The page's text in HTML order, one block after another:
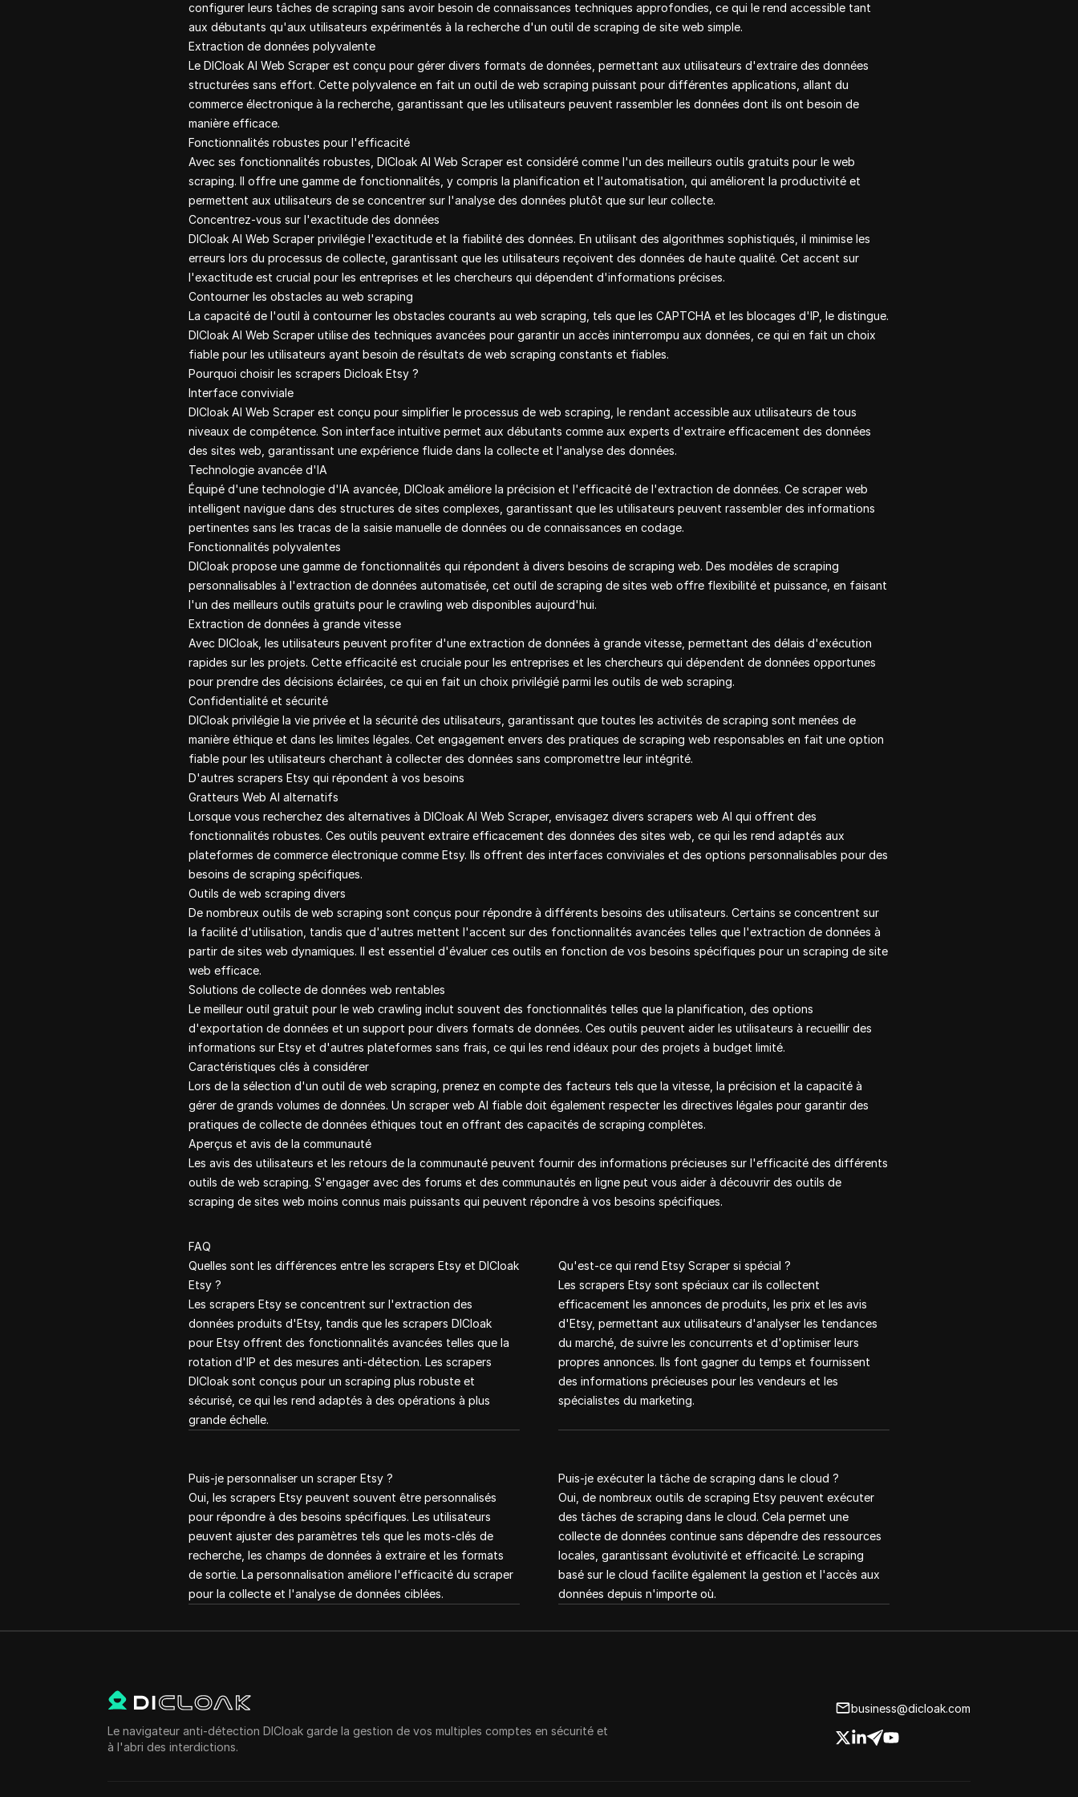
configurer leurs tâches de scraping sans avoir besoin de connaissances techniques approfondies, ce qui le rend accessible tant
aux débutants qu'aux utilisateurs expérimentés à la recherche d'un outil de scraping de site web simple.
Extraction de données polyvalente
Le DICloak AI Web Scraper est conçu pour gérer divers formats de données, permettant aux utilisateurs d'extraire des données
structurées sans effort. Cette polyvalence en fait un outil de web scraping puissant pour différentes applications, allant du
commerce électronique à la recherche, garantissant que les utilisateurs peuvent rassembler les données dont ils ont besoin de
manière efficace.
Fonctionnalités robustes pour l'efficacité
Avec ses fonctionnalités robustes, DICloak AI Web Scraper est considéré comme l'un des meilleurs outils gratuits pour le web
scraping. Il offre une gamme de fonctionnalités, y compris la planification et l'automatisation, qui améliorent la productivité et
permettent aux utilisateurs de se concentrer sur l'analyse des données plutôt que sur leur collecte.
Concentrez-vous sur l'exactitude des données
DICloak AI Web Scraper privilégie l'exactitude et la fiabilité des données. En utilisant des algorithmes sophistiqués, il minimise les
erreurs lors du processus de collecte, garantissant que les utilisateurs reçoivent des données de haute qualité. Cet accent sur
l'exactitude est crucial pour les entreprises et les chercheurs qui dépendent d'informations précises.
Contourner les obstacles au web scraping
La capacité de l'outil à contourner les obstacles courants au web scraping, tels que les CAPTCHA et les blocages d'IP, le distingue.
DICloak AI Web Scraper utilise des techniques avancées pour garantir un accès ininterrompu aux données, ce qui en fait un choix
fiable pour les utilisateurs ayant besoin de résultats de web scraping constants et fiables.
Pourquoi choisir les scrapers Dicloak Etsy ?
Interface conviviale
DICloak AI Web Scraper est conçu pour simplifier le processus de web scraping, le rendant accessible aux utilisateurs de tous
niveaux de compétence. Son interface intuitive permet aux débutants comme aux experts d'extraire efficacement des données
des sites web, garantissant une expérience fluide dans la collecte et l'analyse des données.
Technologie avancée d'IA
Équipé d'une technologie d'IA avancée, DICloak améliore la précision et l'efficacité de l'extraction de données. Ce scraper web
intelligent navigue dans des structures de sites complexes, garantissant que les utilisateurs peuvent rassembler des informations
pertinentes sans les tracas de la saisie manuelle de données ou de connaissances en codage.
Fonctionnalités polyvalentes
DICloak propose une gamme de fonctionnalités qui répondent à divers besoins de scraping web. Des modèles de scraping
personnalisables à l'extraction de données automatisée, cet outil de scraping de sites web offre flexibilité et puissance, en faisant
l'un des meilleurs outils gratuits pour le crawling web disponibles aujourd'hui.
Extraction de données à grande vitesse
Avec DICloak, les utilisateurs peuvent profiter d'une extraction de données à grande vitesse, permettant des délais d'exécution
rapides sur les projets. Cette efficacité est cruciale pour les entreprises et les chercheurs qui dépendent de données opportunes
pour prendre des décisions éclairées, ce qui en fait un choix privilégié parmi les outils de web scraping.
Confidentialité et sécurité
DICloak privilégie la vie privée et la sécurité des utilisateurs, garantissant que toutes les activités de scraping sont menées de
manière éthique et dans les limites légales. Cet engagement envers des pratiques de scraping web responsables en fait une option
fiable pour les utilisateurs cherchant à collecter des données sans compromettre leur intégrité.
D'autres scrapers Etsy qui répondent à vos besoins
Gratteurs Web AI alternatifs
Lorsque vous recherchez des alternatives à DICloak AI Web Scraper, envisagez divers scrapers web AI qui offrent des
fonctionnalités robustes. Ces outils peuvent extraire efficacement des données des sites web, ce qui les rend adaptés aux
plateformes de commerce électronique comme Etsy. Ils offrent des interfaces conviviales et des options personnalisables pour des
besoins de scraping spécifiques.
Outils de web scraping divers
De nombreux outils de web scraping sont conçus pour répondre à différents besoins des utilisateurs. Certains se concentrent sur
la facilité d'utilisation, tandis que d'autres mettent l'accent sur des fonctionnalités avancées telles que l'extraction de données à
partir de sites web dynamiques. Il est essentiel d'évaluer ces outils en fonction de vos besoins spécifiques pour un scraping de site
web efficace.
Solutions de collecte de données web rentables
Le meilleur outil gratuit pour le web crawling inclut souvent des fonctionnalités telles que la planification, des options
d'exportation de données et un support pour divers formats de données. Ces outils peuvent aider les utilisateurs à recueillir des
informations sur Etsy et d'autres plateformes sans frais, ce qui les rend idéaux pour des projets à budget limité.
Caractéristiques clés à considérer
Lors de la sélection d'un outil de web scraping, prenez en compte des facteurs tels que la vitesse, la précision et la capacité à
gérer de grands volumes de données. Un scraper web AI fiable doit également respecter les directives légales pour garantir des
pratiques de collecte de données éthiques tout en offrant des capacités de scraping complètes.
Aperçus et avis de la communauté
Les avis des utilisateurs et les retours de la communauté peuvent fournir des informations précieuses sur l'efficacité des différents
outils de web scraping. S'engager avec des forums et des communautés en ligne peut vous aider à découvrir des outils de
scraping de sites web moins connus mais puissants qui peuvent répondre à vos besoins spécifiques.
FAQ
Quelles sont les différences entre les scrapers Etsy et DICloak
Etsy ?
Les scrapers Etsy se concentrent sur l'extraction des
données produits d'Etsy, tandis que les scrapers DICloak
pour Etsy offrent des fonctionnalités avancées telles que la
rotation d'IP et des mesures anti-détection. Les scrapers
DICloak sont conçus pour un scraping plus robuste et
sécurisé, ce qui les rend adaptés à des opérations à plus
grande échelle.
Qu'est-ce qui rend Etsy Scraper si spécial ?
Les scrapers Etsy sont spéciaux car ils collectent
efficacement les annonces de produits, les prix et les avis
d'Etsy, permettant aux utilisateurs d'analyser les tendances
du marché, de suivre les concurrents et d'optimiser leurs
propres annonces. Ils font gagner du temps et fournissent
des informations précieuses pour les vendeurs et les
spécialistes du marketing.
Puis-je personnaliser un scraper Etsy ?
Oui, les scrapers Etsy peuvent souvent être personnalisés
pour répondre à des besoins spécifiques. Les utilisateurs
peuvent ajuster des paramètres tels que les mots-clés de
recherche, les champs de données à extraire et les formats
de sortie. La personnalisation améliore l'efficacité du scraper
pour la collecte et l'analyse de données ciblées.
Puis-je exécuter la tâche de scraping dans le cloud ?
Oui, de nombreux outils de scraping Etsy peuvent exécuter
des tâches de scraping dans le cloud. Cela permet une
collecte de données continue sans dépendre des ressources
locales, garantissant évolutivité et efficacité. Le scraping
basé sur le cloud facilite également la gestion et l'accès aux
données depuis n'importe où.
Le navigateur anti-détection DICloak garde la gestion de vos multiples comptes en sécurité et
à l'abri des interdictions.
business@dicloak.com